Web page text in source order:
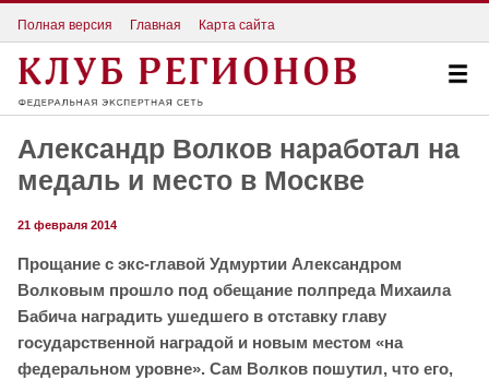
Полная версия Главная Карта сайта
Александр Волков наработал на
медаль и место в Москве
21 февраля 2014
Прощание с экс-главой Удмуртии Александром
Волковым прошло под обещание полпреда Михаила
Бабича наградить ушедшего в отставку главу
государственной наградой и новым местом «на
федеральном уровне». Сам Волков пошутил, что его,